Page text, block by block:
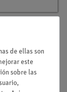
de ellas son
este
sobre las